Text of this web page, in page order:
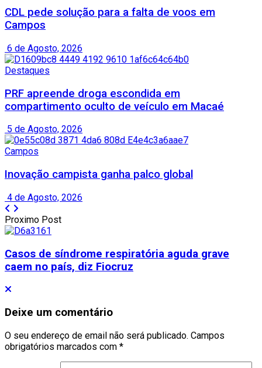
CDL pede solução para a falta de voos em
Campos
6 de Agosto, 2026
Destaques
PRF apreende droga escondida em
compartimento oculto de veículo em Macaé
5 de Agosto, 2026
Campos
Inovação campista ganha palco global
4 de Agosto, 2026
Proximo Post
Casos de síndrome respiratória aguda grave
caem no país, diz Fiocruz
Deixe um comentário
O seu endereço de email não será publicado. Campos
obrigatórios marcados com *